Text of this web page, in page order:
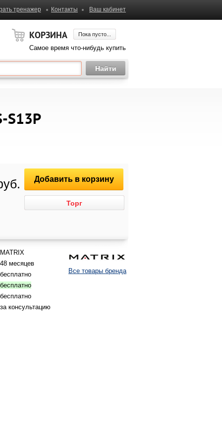
тренажер Контакты Ваш кабинет
КОРЗИНА Пока пусто...
Самое время что-нибудь купить
S13P
Добавить в корзину
Торг
MATRIX
месяцев
консультацию
Все товары бренда